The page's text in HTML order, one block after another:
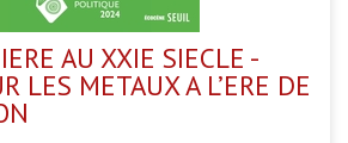
AU XXIE SIECLE -
LES METAUX A L’ERE DE